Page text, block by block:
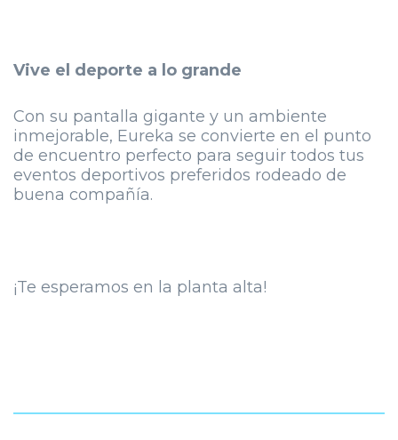
Vive el deporte a lo grande
Con su pantalla gigante y un ambiente
inmejorable, Eureka se convierte en el punto
de encuentro perfecto para seguir todos tus
eventos deportivos preferidos rodeado de
buena compañía.
¡Te esperamos en la planta alta!